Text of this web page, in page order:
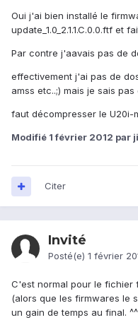
Oui j'ai bien installé le
update_1.0_2.1.1.C.0.0.ftf et
Par contre j'aavais pas de
effectivement j'ai pas de
amss etc..;) mais je sais
faut décompresser le U20i-
Modifié 1 février 2012 par
Citer
Invité
Posté(e) 1 février
C'est normal pour le fichier
(alors que les firmwares le
un gain de temps au final.